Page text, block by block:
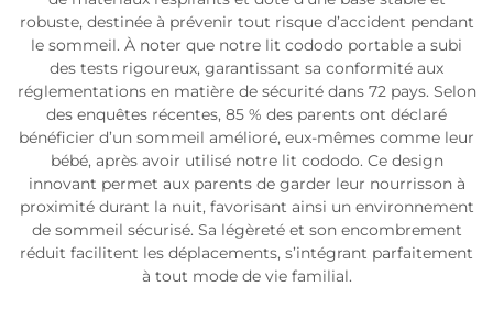
robuste, destinée à prévenir tout risque d’accident pendant
le sommeil. À noter que notre lit cododo portable a subi
des tests rigoureux, garantissant sa conformité aux
réglementations en matière de sécurité dans 72 pays. Selon
des enquêtes récentes, 85 % des parents ont déclaré
bénéficier d’un sommeil amélioré, eux-mêmes comme leur
bébé, après avoir utilisé notre lit cododo. Ce design
innovant permet aux parents de garder leur nourrisson à
proximité durant la nuit, favorisant ainsi un environnement
de sommeil sécurisé. Sa légèreté et son encombrement
réduit facilitent les déplacements, s’intégrant parfaitement
à tout mode de vie familial.